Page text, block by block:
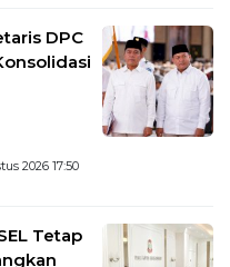
DPC
2026 17:50
Tetap